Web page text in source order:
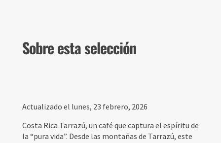
Sobre esta selección
Actualizado el lunes, 23 febrero, 2026
Costa Rica Tarrazú, un café que captura el espíritu de
la “pura vida”. Desde las montañas de Tarrazú, este